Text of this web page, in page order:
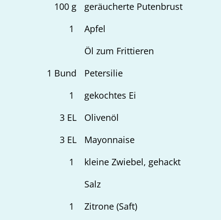
100g
geräucherte Putenbrust
1
Apfel
Öl zum Frittieren
1 Bund
Petersilie
1
gekochtes Ei
3EL
Olivenöl
3EL
Mayonnaise
1
kleine Zwiebel, gehackt
Salz
1
Zitrone (Saft)